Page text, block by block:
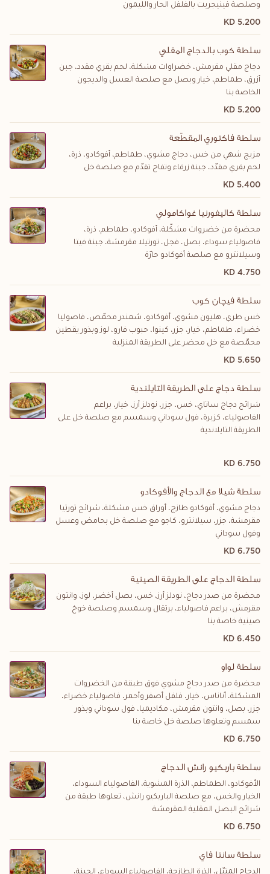
وصلصة فينيجريت بالفلفل الحار والليمون
5.200 KD
سلطة كوب بالدجاج المقلي
دجاج مقلي مقرمش، خضراوات مشكلة، لحم بقري مقدد، جبن
أزرق، طماطم، خيار وبصل مع صلصة العسل والديجون
الخاصة بنا
5.200 KD
سلطة فاكتوري المقطّعة
مزيج شهي من خس، دجاج مشوي، طماطم، أفوكادو، ذرة،
لحم بقري مقدّد، جبنة زرقاء وتفاح تقدّم مع صلصة خل
5.400 KD
سلطة كاليفورنيا غواكامولي
محضرة من خضروات مشكّلة، أفوكادو، طماطم، ذرة،
فاصولياء سوداء، بصل، فجل، تورتيلا مقرمشة، جبنة فيتا
وسيلانترو مع صلصة أفوكادو حارّة
4.750 KD
سلطة فيچان كوب
خس طري، هليون مشوي، أفوكادو، شمندر محمّص، فاصوليا
خضراء، طماطم، خيار، جزر، كينوا، حبوب فارو، لوز وبذور يقطين
محمّصة مع خل محضر على الطريقة المنزلية
5.650 KD
سلطة دجاج على الطريقة التايلندية
شرائح دجاج ساتاي، خس، جزر، نودلز أرز، خيار، براعم
الفاصولياء، كزبرة، فول سوداني وسمسم مع صلصة خل على
الطريقة التايلاندية
6.750 KD
سلطة شيلا مع الدجاج والأفوكادو
دجاج مشوي، أفوكادو طازج، أوراق خس مشكلة، شرائح تورتيا
مقرمشة، جزر، سيلانترو، كاجو مع صلصة خل بحامض وعسل
وفول سوداني
6.750 KD
سلطة الدجاج على الطريقة الصينية
محضرة من صدر دجاج، نودلز أرز، خس، بصل أخضر، لوز، وانتون
مقرمش، براعم فاصولياء، برتقال وسمسم وصلصة خوخ
صينية خاصة بنا
6.450 KD
سلطة لواو
محضرة من صدر دجاج مشوي فوق طبقة من الخضروات
المشكلة، أناناس، خيار، فلفل أصفر وأحمر، فاصولياء خضراء،
جزر، بصل، وانتون مقرمش، مكاديميا، فول سوداني وبذور
سمسم وتعلوها صلصة خل خاصة بنا
6.750 KD
سلطة باربكيو رانش الدجاج
الأفوكادو، الطماطم، الذرة المشوية، الفاصولياء السوداء،
الخيار والخس، مع صلصة الباربكيو رانش، تعلوها طبقة من
شرائح البصل المقلية المقرمشة
6.750 KD
سلطة سانتا فاي
الدجاج المتبّل، الذرة الطازجة، الفاصولياء السوداء، الجبنة،